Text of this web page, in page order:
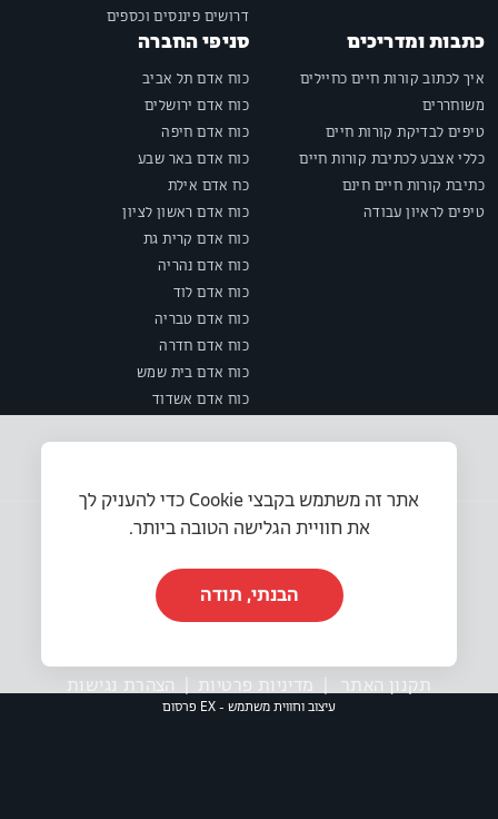
דרושים פיננסים וכספים
כתבות ומדריכים
איך לכתוב קורות חיים כחיילים
משוחררים
טיפים לבדיקת קורות חיים
כללי אצבע לכתיבת קורות חיים
כתיבת קורות חיים חינם
טיפים לראיון עבודה
סניפי החברה
כוח אדם תל אביב
כוח אדם ירושלים
כוח אדם חיפה
כוח אדם באר שבע
כח אדם אילת
כוח אדם ראשון לציון
כוח אדם קרית גת
כוח אדם נהריה
כוח אדם לוד
כוח אדם טבריה
כוח אדם חדרה
כוח אדם בית שמש
כוח אדם אשדוד
תקנון האתר מדיניות פרטיות הצהרת נגישות
עיצוב וחווית משתמש - EX פרסום
אתר זה משתמש בקבצי Cookie כדי להעניק לך
את חוויית הגלישה הטובה ביותר.
הבנתי, תודה